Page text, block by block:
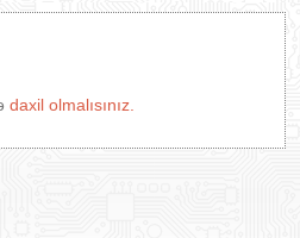
daxil olmalısınız.